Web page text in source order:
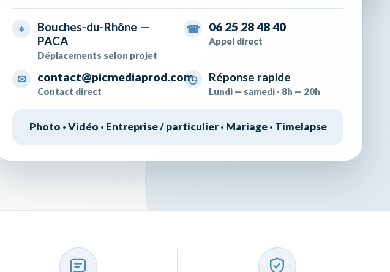
⌖
Bouches-du-Rhône —
PACA
Déplacements selon projet
☎ 06 25 28 48 40
Appel direct
✉ contact@picmediaprod.com
Contact direct
◷ Réponse rapide
Lundi — samedi · 8h — 20h
Photo · Vidéo · Entreprise / particulier · Mariage · Timelapse